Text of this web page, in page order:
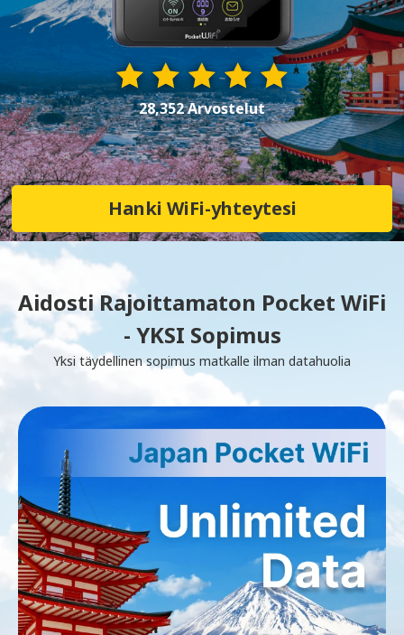
28,352 Arvostelut
Hanki WiFi-yhteytesi
Aidosti Rajoittamaton Pocket WiFi
- YKSI Sopimus
Yksi täydellinen sopimus matkalle ilman datahuolia